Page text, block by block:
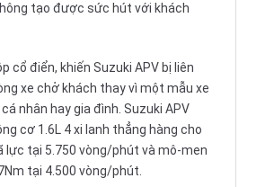
tạo được sức hút với khách
cổ điển, khiến Suzuki APV bị liên
xe chở khách thay vì một mẫu xe
nhân hay gia đình. Suzuki APV
cơ 1.6L 4 xi lanh thẳng hàng cho
lực tại 5.750 vòng/phút và mô-men
tại 4.500 vòng/phút.